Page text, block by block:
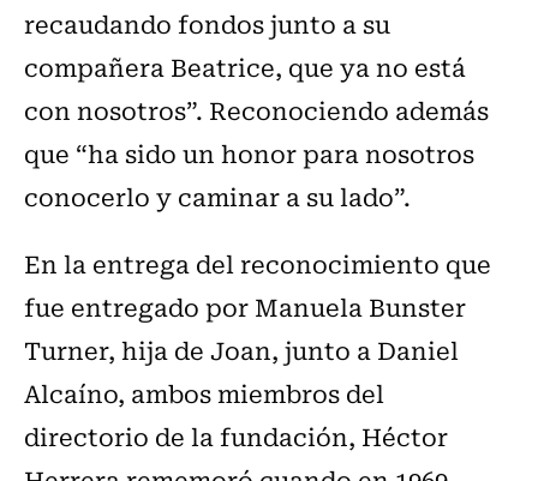
recaudando fondos junto a su
compañera Beatrice, que ya no está
con nosotros”. Reconociendo además
que “ha sido un honor para nosotros
conocerlo y caminar a su lado”.
En la entrega del reconocimiento que
fue entregado por Manuela Bunster
Turner, hija de Joan, junto a Daniel
Alcaíno, ambos miembros del
directorio de la fundación, Héctor